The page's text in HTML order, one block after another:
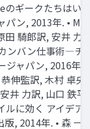
ギークたちはい
パン, 2013年. •
騎郎訳, 安井 力
ンバン仕事術―チ
ジャパン, 2016年.
伸監訳, 木村 卓央
井 力訳, 山口 鉄
ルに効く アイデア
, 2014年. • 森 一